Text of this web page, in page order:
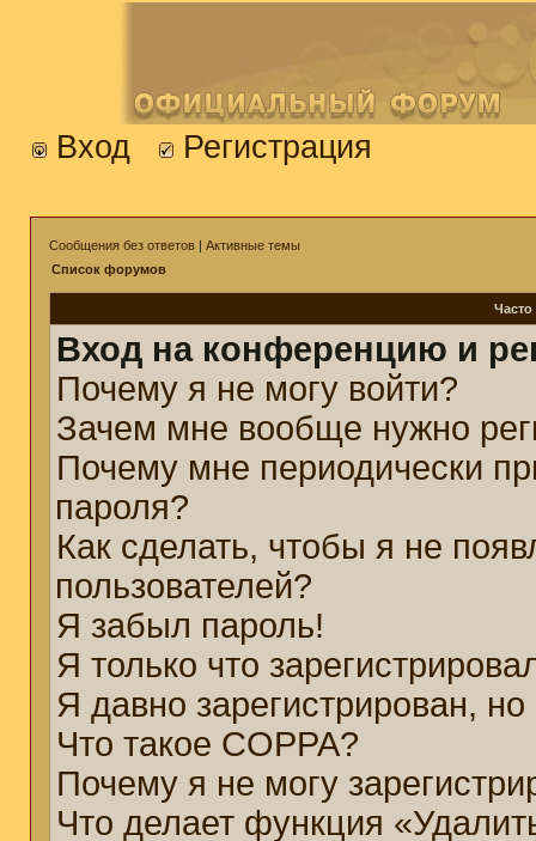
Вход Регистрация
Сообщения без ответов | Активные темы
Список форумов
Вход на конференцию и
Почему я не могу войти?
Зачем мне вообще нужно
Почему мне периодически
пароля?
Как сделать, чтобы я не
пользователей?
Я забыл пароль!
Я только что
Я давно зарегистрирован,
Что такое COPPA?
Почему я не могу
Что делает функция